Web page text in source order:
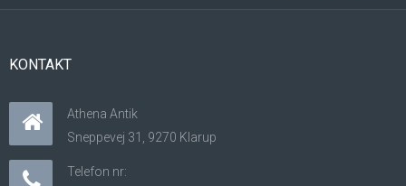
KONTAKT
Athena Antik
Sneppevej 31, 9270 Klarup
Telefon nr: